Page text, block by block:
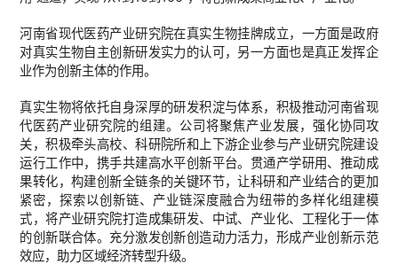
河南省现代医药产业研究院在真实生物挂牌成立，一方面是政府
对真实生物自主创新研发实力的认可，另一方面也是真正发挥企
业作为创新主体的作用。
真实生物将依托自身深厚的研发积淀与体系，积极推动河南省现
代医药产业研究院的组建。公司将聚焦产业发展，强化协同攻
关，积极牵头高校、科研院所和上下游企业参与产业研究院建设
运行工作中，携手共建高水平创新平台。贯通产学研用、推动成
果转化，构建创新全链条的关键环节，让科研和产业结合的更加
紧密，探索以创新链、产业链深度融合为纽带的多样化组建模
式，将产业研究院打造成集研发、中试、产业化、工程化于一体
的创新联合体。充分激发创新创造动力活力，形成产业创新示范
效应，助力区域经济转型升级。